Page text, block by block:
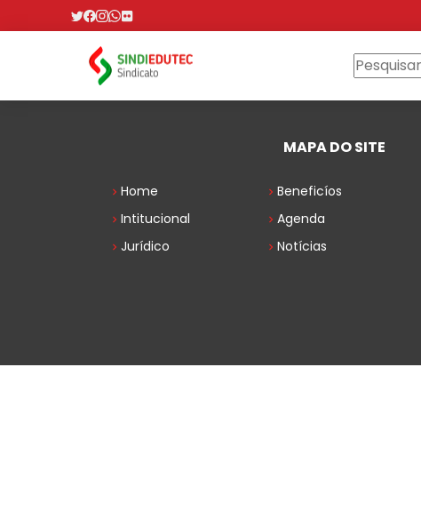
MAPA DO SITE
Home
Intitucional
Jurídico
Beneficíos
Agenda
Notícias